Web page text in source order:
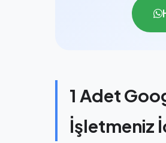
1 Adet
İşletmeniz